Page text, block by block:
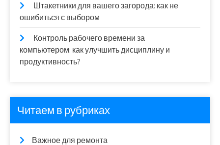
Штакетники для вашего загорода: как не
ошибиться с выбором
Контроль рабочего времени за
компьютером: как улучшить дисциплину и
продуктивность?
Читаем в рубриках
Важное для ремонта